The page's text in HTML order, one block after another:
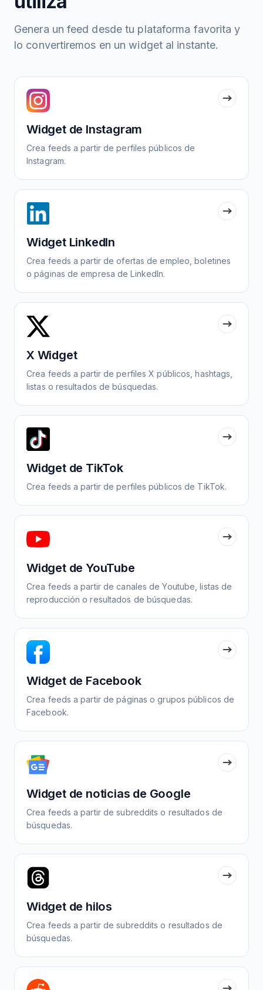
Genera un feed desde tu plataforma favorita y
lo convertiremos en un widget al instante.
Widget de Instagram
Crea feeds a partir de perfiles públicos de
Instagram.
Widget LinkedIn
Crea feeds a partir de ofertas de empleo, boletines
o páginas de empresa de LinkedIn.
X Widget
Crea feeds a partir de perfiles X públicos, hashtags,
listas o resultados de búsquedas.
Widget de TikTok
Crea feeds a partir de perfiles públicos de TikTok.
Widget de YouTube
Crea feeds a partir de canales de Youtube, listas de
reproducción o resultados de búsquedas.
Widget de Facebook
Crea feeds a partir de páginas o grupos públicos de
Facebook.
Widget de noticias de Google
Crea feeds a partir de subreddits o resultados de
búsquedas.
Widget de hilos
Crea feeds a partir de subreddits o resultados de
búsquedas.